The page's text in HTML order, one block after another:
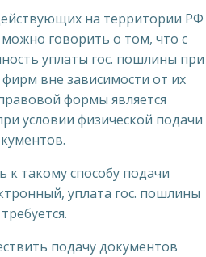
на территории РФ
говорить о том, что с
уплаты гос. пошлины при
вне зависимости от их
формы является
условии физической подачи
к такому способу подачи
уплата гос. пошлины
подачу документов